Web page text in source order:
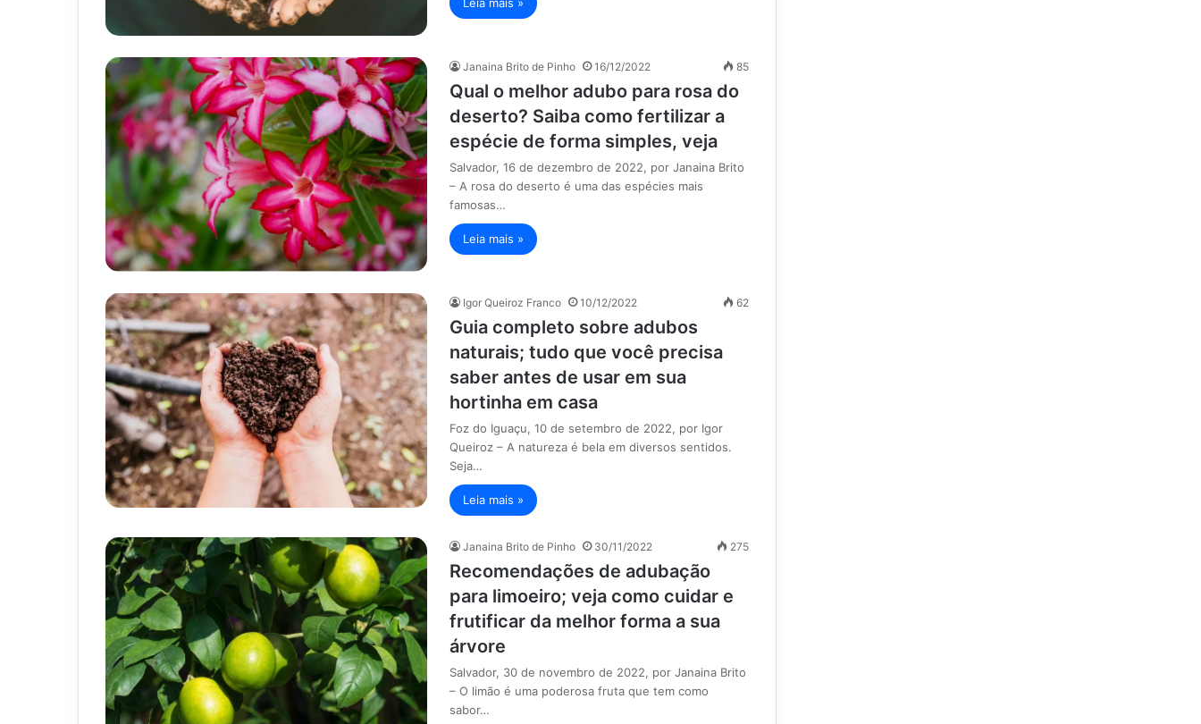
Janaina Brito de Pinho 16/12/2022 85
Qual o melhor adubo para rosa do
deserto? Saiba como fertilizar a
espécie de forma simples, veja
Salvador, 16 de dezembro de 2022, por Janaina Brito
– A rosa do deserto é uma das espécies mais
famosas…
Leia mais »
Igor Queiroz Franco 10/12/2022 62
Guia completo sobre adubos
naturais; tudo que você precisa
saber antes de usar em sua
hortinha em casa
Foz do Iguaçu, 10 de setembro de 2022, por Igor
Queiroz – A natureza é bela em diversos sentidos.
Seja…
Leia mais »
Janaina Brito de Pinho 30/11/2022 275
Recomendações de adubação
para limoeiro; veja como cuidar e
frutificar da melhor forma a sua
árvore
Salvador, 30 de novembro de 2022, por Janaina Brito
– O limão é uma poderosa fruta que tem como
sabor…